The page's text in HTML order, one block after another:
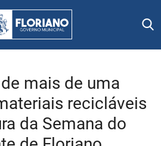
mais de uma
recicláveis
da Semana do